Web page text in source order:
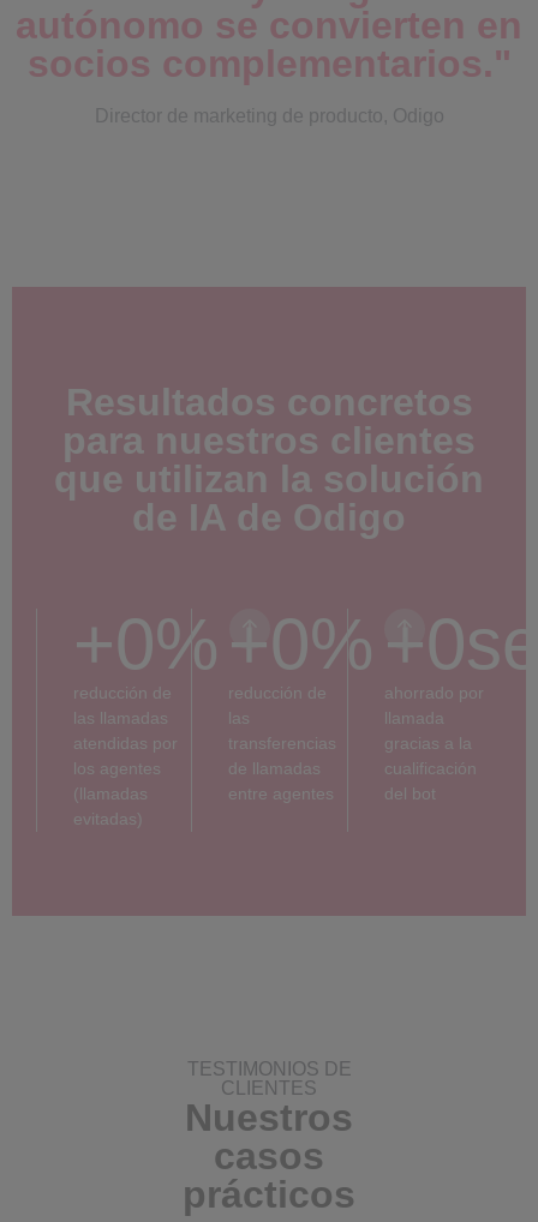
autónomo se convierten en
socios complementarios."
Director de marketing de producto, Odigo
Resultados concretos
para nuestros clientes
que utilizan la solución
de IA de Odigo
reducción de
las llamadas
atendidas por
los agentes
(llamadas
evitadas)
+0%
reducción de
las
transferencias
de llamadas
entre agentes
+0%
ahorrado por
llamada
gracias a la
cualificación
del bot
+0
TESTIMONIOS DE
CLIENTES
Nuestros
casos
prácticos